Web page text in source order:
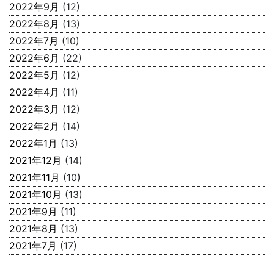
2022年9月 (12)
2022年8月 (13)
2022年7月 (10)
2022年6月 (22)
2022年5月 (12)
2022年4月 (11)
2022年3月 (12)
2022年2月 (14)
2022年1月 (13)
2021年12月 (14)
2021年11月 (10)
2021年10月 (13)
2021年9月 (11)
2021年8月 (13)
2021年7月 (17)